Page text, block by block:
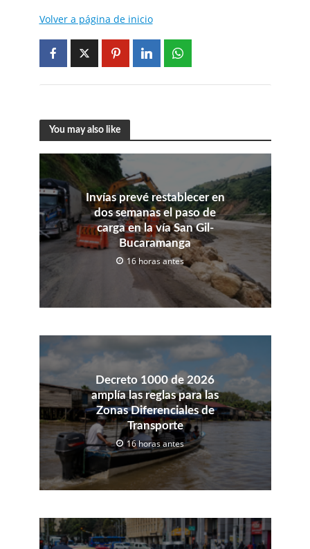
Volver a página de inicio
You may also like
Invías prevé restablecer en
dos semanas el paso de
carga en la vía San Gil-
Bucaramanga
16 horas antes
Decreto 1000 de 2026
amplía las reglas para las
Zonas Diferenciales de
Transporte
16 horas antes